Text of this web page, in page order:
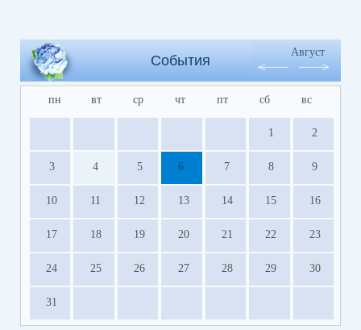
События
Август
пн вт ср чт пт сб вс
1 2
3 4 5 6 7 8 9
10 11 12 13 14 15 16
17 18 19 20 21 22 23
24 25 26 27 28 29 30
31